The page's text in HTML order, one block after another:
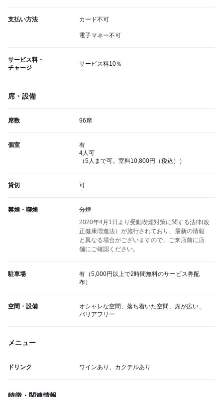
支払い方法 カード不可
電子マネー不可
サービス料・
チャージ
サービス料10％
席・設備
席数 96席
個室
有
4人可
（5人まで可。室料10,800円（税込））
貸切 可
禁煙・喫煙
分煙
2020年4月1日より受動喫煙対策に関する法律(改
正健康増進法）が施行されており、最新の情報
と異なる場合がございますので、ご来店前に店
舗にご確認ください。
駐車場
有（5,000円以上で2時間無料のサービス券配
布）
空間・設備
オシャレな空間、落ち着いた空間、席が広い、
バリアフリー
メニュー
ドリンク ワインあり、カクテルあり